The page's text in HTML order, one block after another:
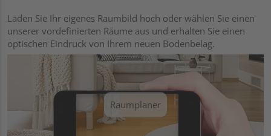
Laden Sie Ihr eigenes Raumbild hoch oder wählen Sie einen
unserer vordefinierten Räume aus und erhalten Sie einen
optischen Eindruck von Ihrem neuen Bodenbelag.
Raumplaner